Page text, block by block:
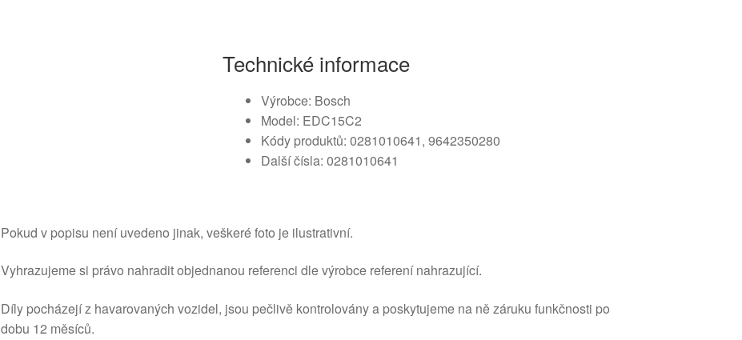
Technické informace
Výrobce: Bosch
Model: EDC15C2
Kódy produktů: 0281010641, 9642350280
Další čísla: 0281010641
Pokud v popisu není uvedeno jinak, veškeré foto je ilustrativní.
Vyhrazujeme si právo nahradit objednanou referenci dle výrobce referení nahrazující.
Díly pocházejí z havarovaných vozidel, jsou pečlivě kontrolovány a poskytujeme na ně záruku funkčnosti po
dobu 12 měsíců.